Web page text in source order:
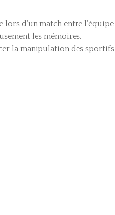
d’un match entre l’équipe
les mémoires.
la manipulation des sportifs